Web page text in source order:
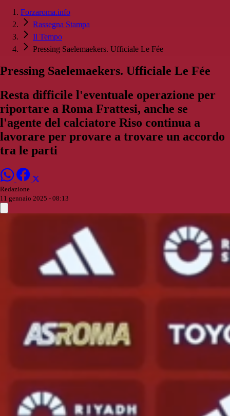
Forzaroma.info
Rassegna Stampa
Il Tempo
Pressing Saelemaekers. Ufficiale Le Fée
Pressing Saelemaekers. Ufficiale Le Fée
Resta difficile l'eventuale operazione per
riportare a Roma Frattesi, anche se
l'agente del calciatore Riso continua a
lavorare per provare a trovare un accordo
tra le parti
Redazione
11 gennaio 2025 - 08:13